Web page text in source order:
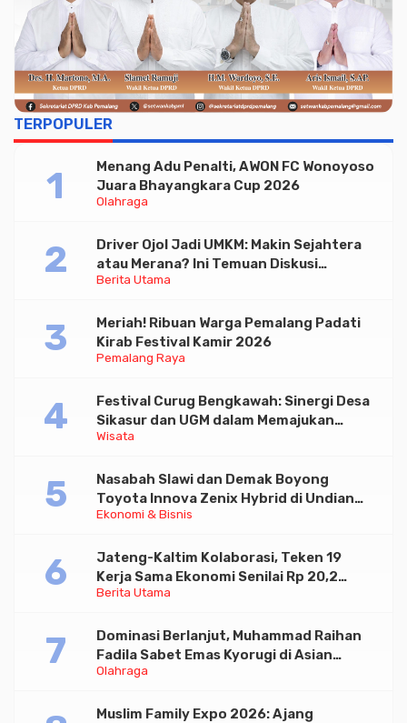
TERPOPULER
Olahraga
Menang Adu Penalti, AWON FC Wonoyoso
Juara Bhayangkara Cup 2026
Berita Utama
Driver Ojol Jadi UMKM: Makin Sejahtera
atau Merana? Ini Temuan Diskusi
Paramadina
Pemalang Raya
Meriah! Ribuan Warga Pemalang Padati
Kirab Festival Kamir 2026
Wisata
Festival Curug Bengkawah: Sinergi Desa
Sikasur dan UGM dalam Memajukan
Wisata serta UMKM Lokal
Ekonomi & Bisnis
Nasabah Slawi dan Demak Boyong
Toyota Innova Zenix Hybrid di Undian
Tabungan Bima Bank Jateng
Berita Utama
Jateng-Kaltim Kolaborasi, Teken 19
Kerja Sama Ekonomi Senilai Rp 20,2
Triliun
Olahraga
Dominasi Berlanjut, Muhammad Raihan
Fadila Sabet Emas Kyorugi di Asian
Taekwondo Indonesia Open 2026
Muslim Family Expo 2026: Ajang